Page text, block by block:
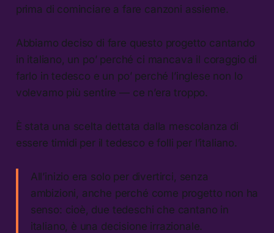
prima di cominciare a fare canzoni assieme.
Abbiamo deciso di fare questo progetto cantando
in italiano, un po’ perché ci mancava il coraggio di
farlo in tedesco e un po’ perché l’inglese non lo
volevamo più sentire — ce n’era troppo.
È stata una scelta dettata dalla mescolanza di
essere timidi per il tedesco e folli per l’italiano.
All’inizio era solo per divertirci, senza
ambizioni, anche perché come progetto non ha
senso: cioè, due tedeschi che cantano in
italiano, è una decisione irrazionale.